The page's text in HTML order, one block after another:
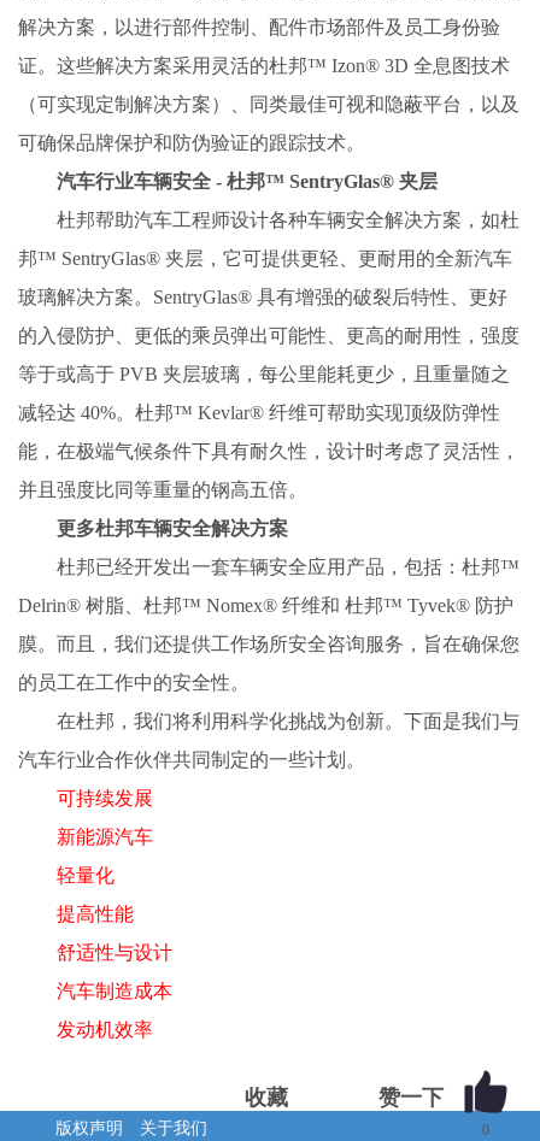
解决方案，以进行部件控制、配件市场部件及员工身份验
证。这些解决方案采用灵活的杜邦™ Izon® 3D 全息图技术
（可实现定制解决方案）、同类最佳可视和隐蔽平台，以及
可确保品牌保护和防伪验证的跟踪技术。
汽车行业车辆安全 - 杜邦™ SentryGlas® 夹层
杜邦帮助汽车工程师设计各种车辆安全解决方案，如杜
邦™ SentryGlas® 夹层，它可提供更轻、更耐用的全新汽车
玻璃解决方案。SentryGlas® 具有增强的破裂后特性、更好
的入侵防护、更低的乘员弹出可能性、更高的耐用性，强度
等于或高于 PVB 夹层玻璃，每公里能耗更少，且重量随之
减轻达 40%。杜邦™ Kevlar® 纤维可帮助实现顶级防弹性
能，在极端气候条件下具有耐久性，设计时考虑了灵活性，
并且强度比同等重量的钢高五倍。
更多杜邦车辆安全解决方案
杜邦已经开发出一套车辆安全应用产品，包括：杜邦™
Delrin® 树脂、杜邦™ Nomex® 纤维和 杜邦™ Tyvek® 防护
膜。而且，我们还提供工作场所安全咨询服务，旨在确保您
的员工在工作中的安全性。
在杜邦，我们将利用科学化挑战为创新。下面是我们与
汽车行业合作伙伴共同制定的一些计划。
可持续发展
新能源汽车
轻量化
提高性能
舒适性与设计
汽车制造成本
发动机效率
0
收藏
版权声明 关于我们